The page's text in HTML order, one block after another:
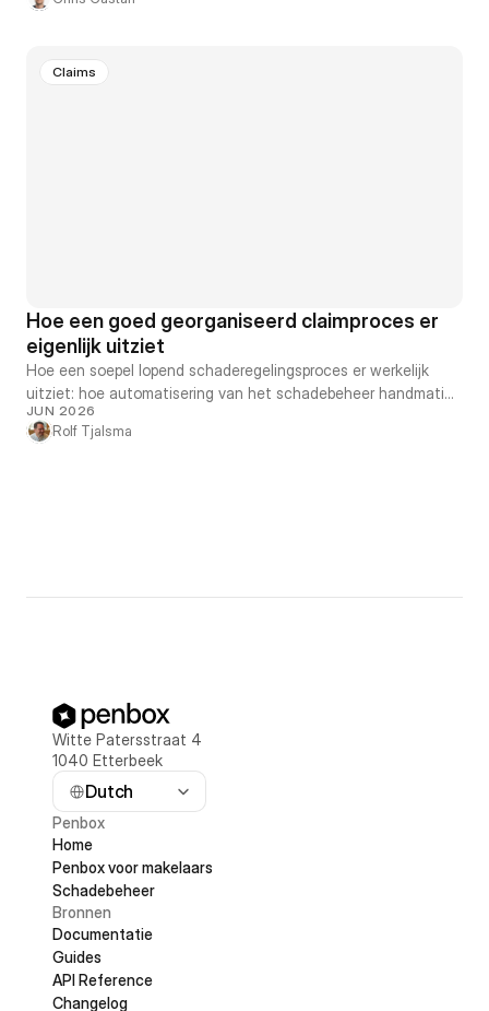
generatie platformen zou moeten veranderen.
Claims
Hoe een goed georganiseerd claimproces er
eigenlijk uitziet
Hoe een soepel lopend schaderegelingsproces er werkelijk
uitziet: hoe automatisering van het schadebeheer handmatige
triage vermindert en claimanten echt inzicht geeft, zonder het
audittrail te verliezen.
JUN 2026
Rolf Tjalsma
Witte Patersstraat 4
1040 Etterbeek
Dutch
Penbox
Home
Penbox voor makelaars
Schadebeheer
Bronnen
Documentatie
Guides
API Reference
Changelog